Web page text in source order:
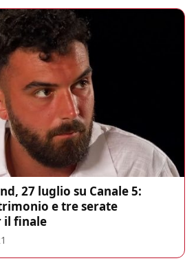
27 luglio su Canale 5:
e tre serate
il finale